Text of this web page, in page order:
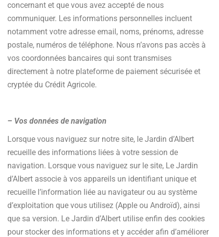
concernant et que vous avez accepté de nous
communiquer. Les informations personnelles incluent
notamment votre adresse email, noms, prénoms, adresse
postale, numéros de téléphone. Nous n’avons pas accès à
vos coordonnées bancaires qui sont transmises
directement à notre plateforme de paiement sécurisée et
cryptée du Crédit Agricole.
– Vos données de navigation
Lorsque vous naviguez sur notre site, le Jardin d’Albert
recueille des informations liées à votre session de
navigation. Lorsque vous naviguez sur le site, Le Jardin
d’Albert associe à vos appareils un identifiant unique et
recueille l’information liée au navigateur ou au système
d’exploitation que vous utilisez (Apple ou Androïd), ainsi
que sa version. Le Jardin d’Albert utilise enfin des cookies
pour stocker des informations et y accéder afin d’améliorer